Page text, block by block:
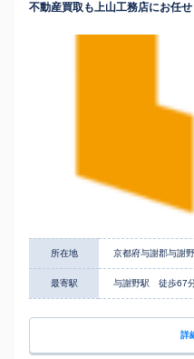
不動産買取も上山工務店にお任
所在地 京都府与謝郡与謝
最寄駅 与謝野駅 徒歩67
詳